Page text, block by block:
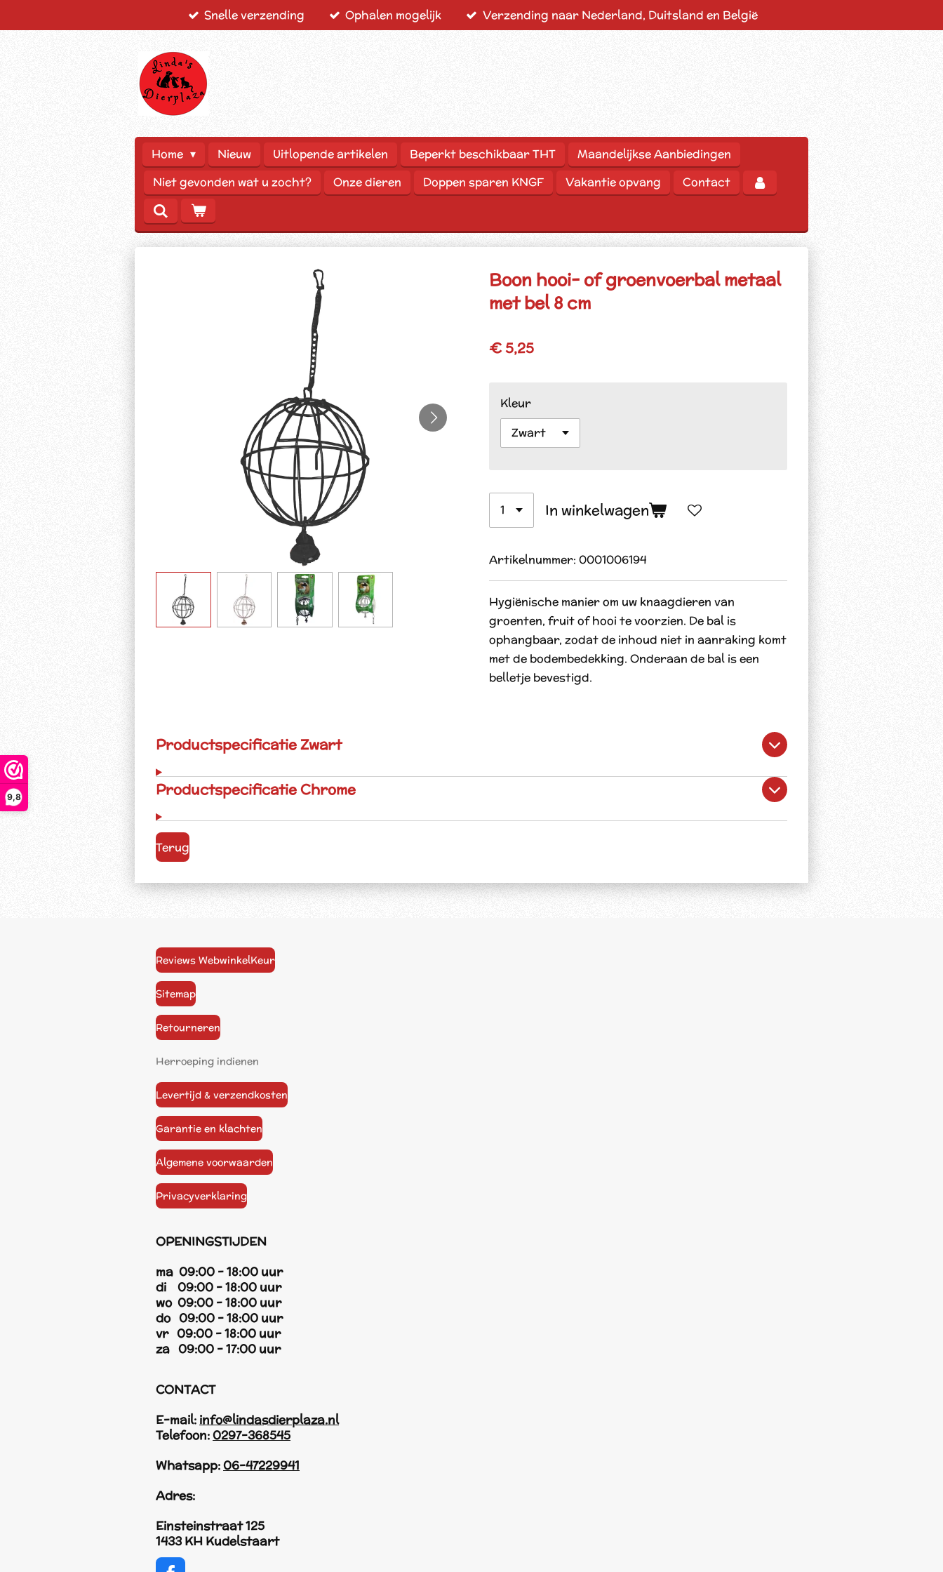
9,8
Snelle verzending Ophalen mogelijk Verzending naar Nederland, Duitsland en België
Home Nieuw Uitlopende artikelen Beperkt beschikbaar THT
Maandelijkse Aanbiedingen
Niet gevonden wat u zocht?
Onze dieren Doppen sparen KNGF Vakantie opvang Contact
Boon hooi- of groenvoerbal metaal
met bel 8 cm
€ 5,25
Kleur
In winkelwagen
Artikelnummer: 0001006194
Hygiënische manier om uw knaagdieren van
groenten, fruit of hooi te voorzien. De bal is
ophangbaar, zodat de inhoud niet in aanraking komt
met de bodembedekking. Onderaan de bal is een
belletje bevestigd.
Productspecificatie Zwart
Productspecificatie Chrome
Terug
Reviews WebwinkelKeur
Sitemap
Retourneren
Herroeping indienen
Levertijd & verzendkosten
Garantie en klachten
Algemene voorwaarden
Privacyverklaring
OPENINGSTIJDEN
ma 09:00 - 18:00 uur
di 09:00 - 18:00 uur
wo 09:00 - 18:00 uur
do 09:00 - 18:00 uur
vr 09:00 - 18:00 uur
za 09:00 - 17:00 uur
CONTACT
E-mail: info@lindasdierplaza.nl
Telefoon:0297-368545
Whatsapp:06-47229941
Adres:
Einsteinstraat 125
1433 KH Kudelstaart